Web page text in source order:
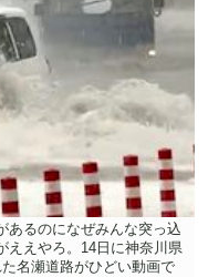
あるのになぜみんな突っ込
ええやろ。14日に神奈川県
名瀬道路がひどい動画で